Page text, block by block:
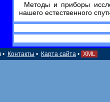
Методы и приборы
нашего естественного
• Контакты • Карта сайта • XML